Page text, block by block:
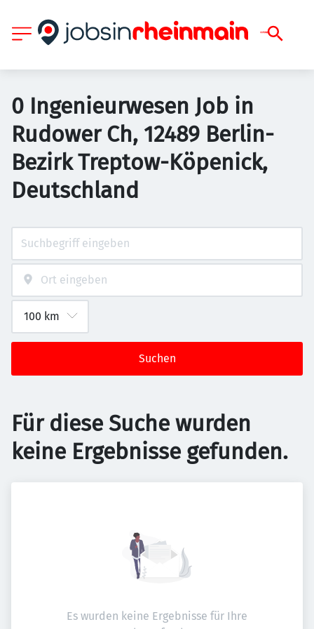
0 Ingenieurwesen Job in
Rudower Ch, 12489 Berlin-
Bezirk Treptow-Köpenick,
Deutschland
Suchen
Für diese Suche wurden
keine Ergebnisse gefunden.
Es wurden keine Ergebnisse für Ihre